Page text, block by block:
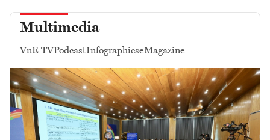
Multimedia
VnE TVPodcastInfographicseMagazine